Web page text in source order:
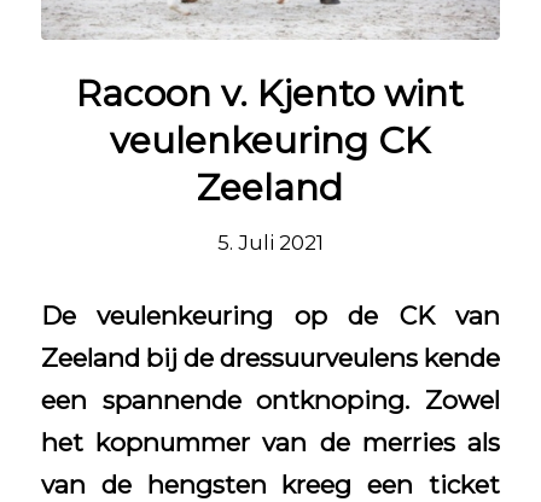
Racoon v. Kjento wint
veulenkeuring CK
Zeeland
5. Juli 2021
De veulenkeuring op de CK van
Zeeland bij de dressuurveulens kende
een spannende ontknoping. Zowel
het kopnummer van de merries als
van de hengsten kreeg een ticket